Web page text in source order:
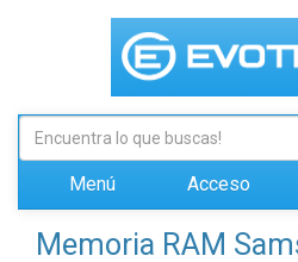
Menú Acceso
Memoria RAM